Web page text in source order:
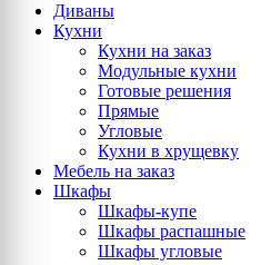
Диваны
Кухни
Кухни на заказ
Модульные кухни
Готовые решения
Прямые
Угловые
Кухни в хрущевку
Мебель на заказ
Шкафы
Шкафы-купе
Шкафы распашные
Шкафы угловые